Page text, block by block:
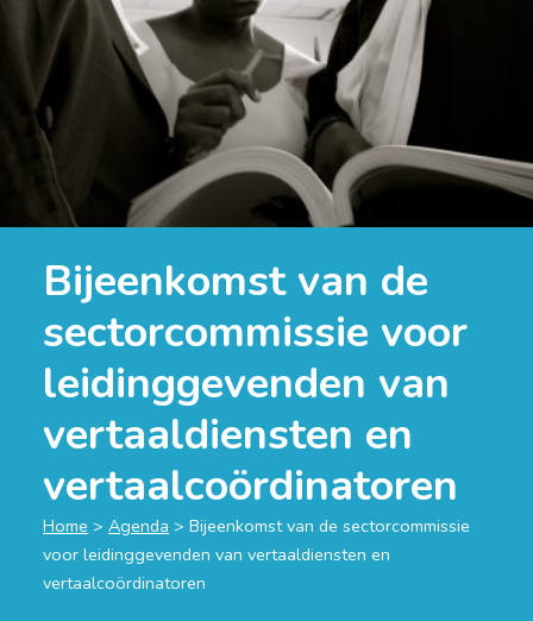
Bijeenkomst van de
sectorcommissie voor
leidinggevenden van
vertaaldiensten en
vertaalcoördinatoren
Home > Agenda > Bijeenkomst van de sectorcommissie
voor leidinggevenden van vertaaldiensten en
vertaalcoördinatoren